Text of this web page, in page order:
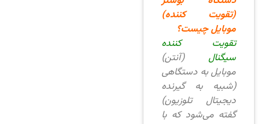
(تقویت کننده)
موبایل چیست؟
تقویت کننده
سیگنال (آنتن)
موبایل به دستگاهی
(شبیه به گیرنده
دیجیتال تلوزیون)
گفته می‌شود که با